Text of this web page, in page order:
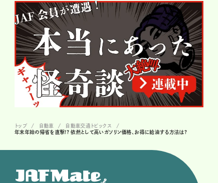
トップ 自動車
自動車交通トピックス
年末年始の帰省を直撃!? 依然として高いガソリン価格、お得に給油する方法は?